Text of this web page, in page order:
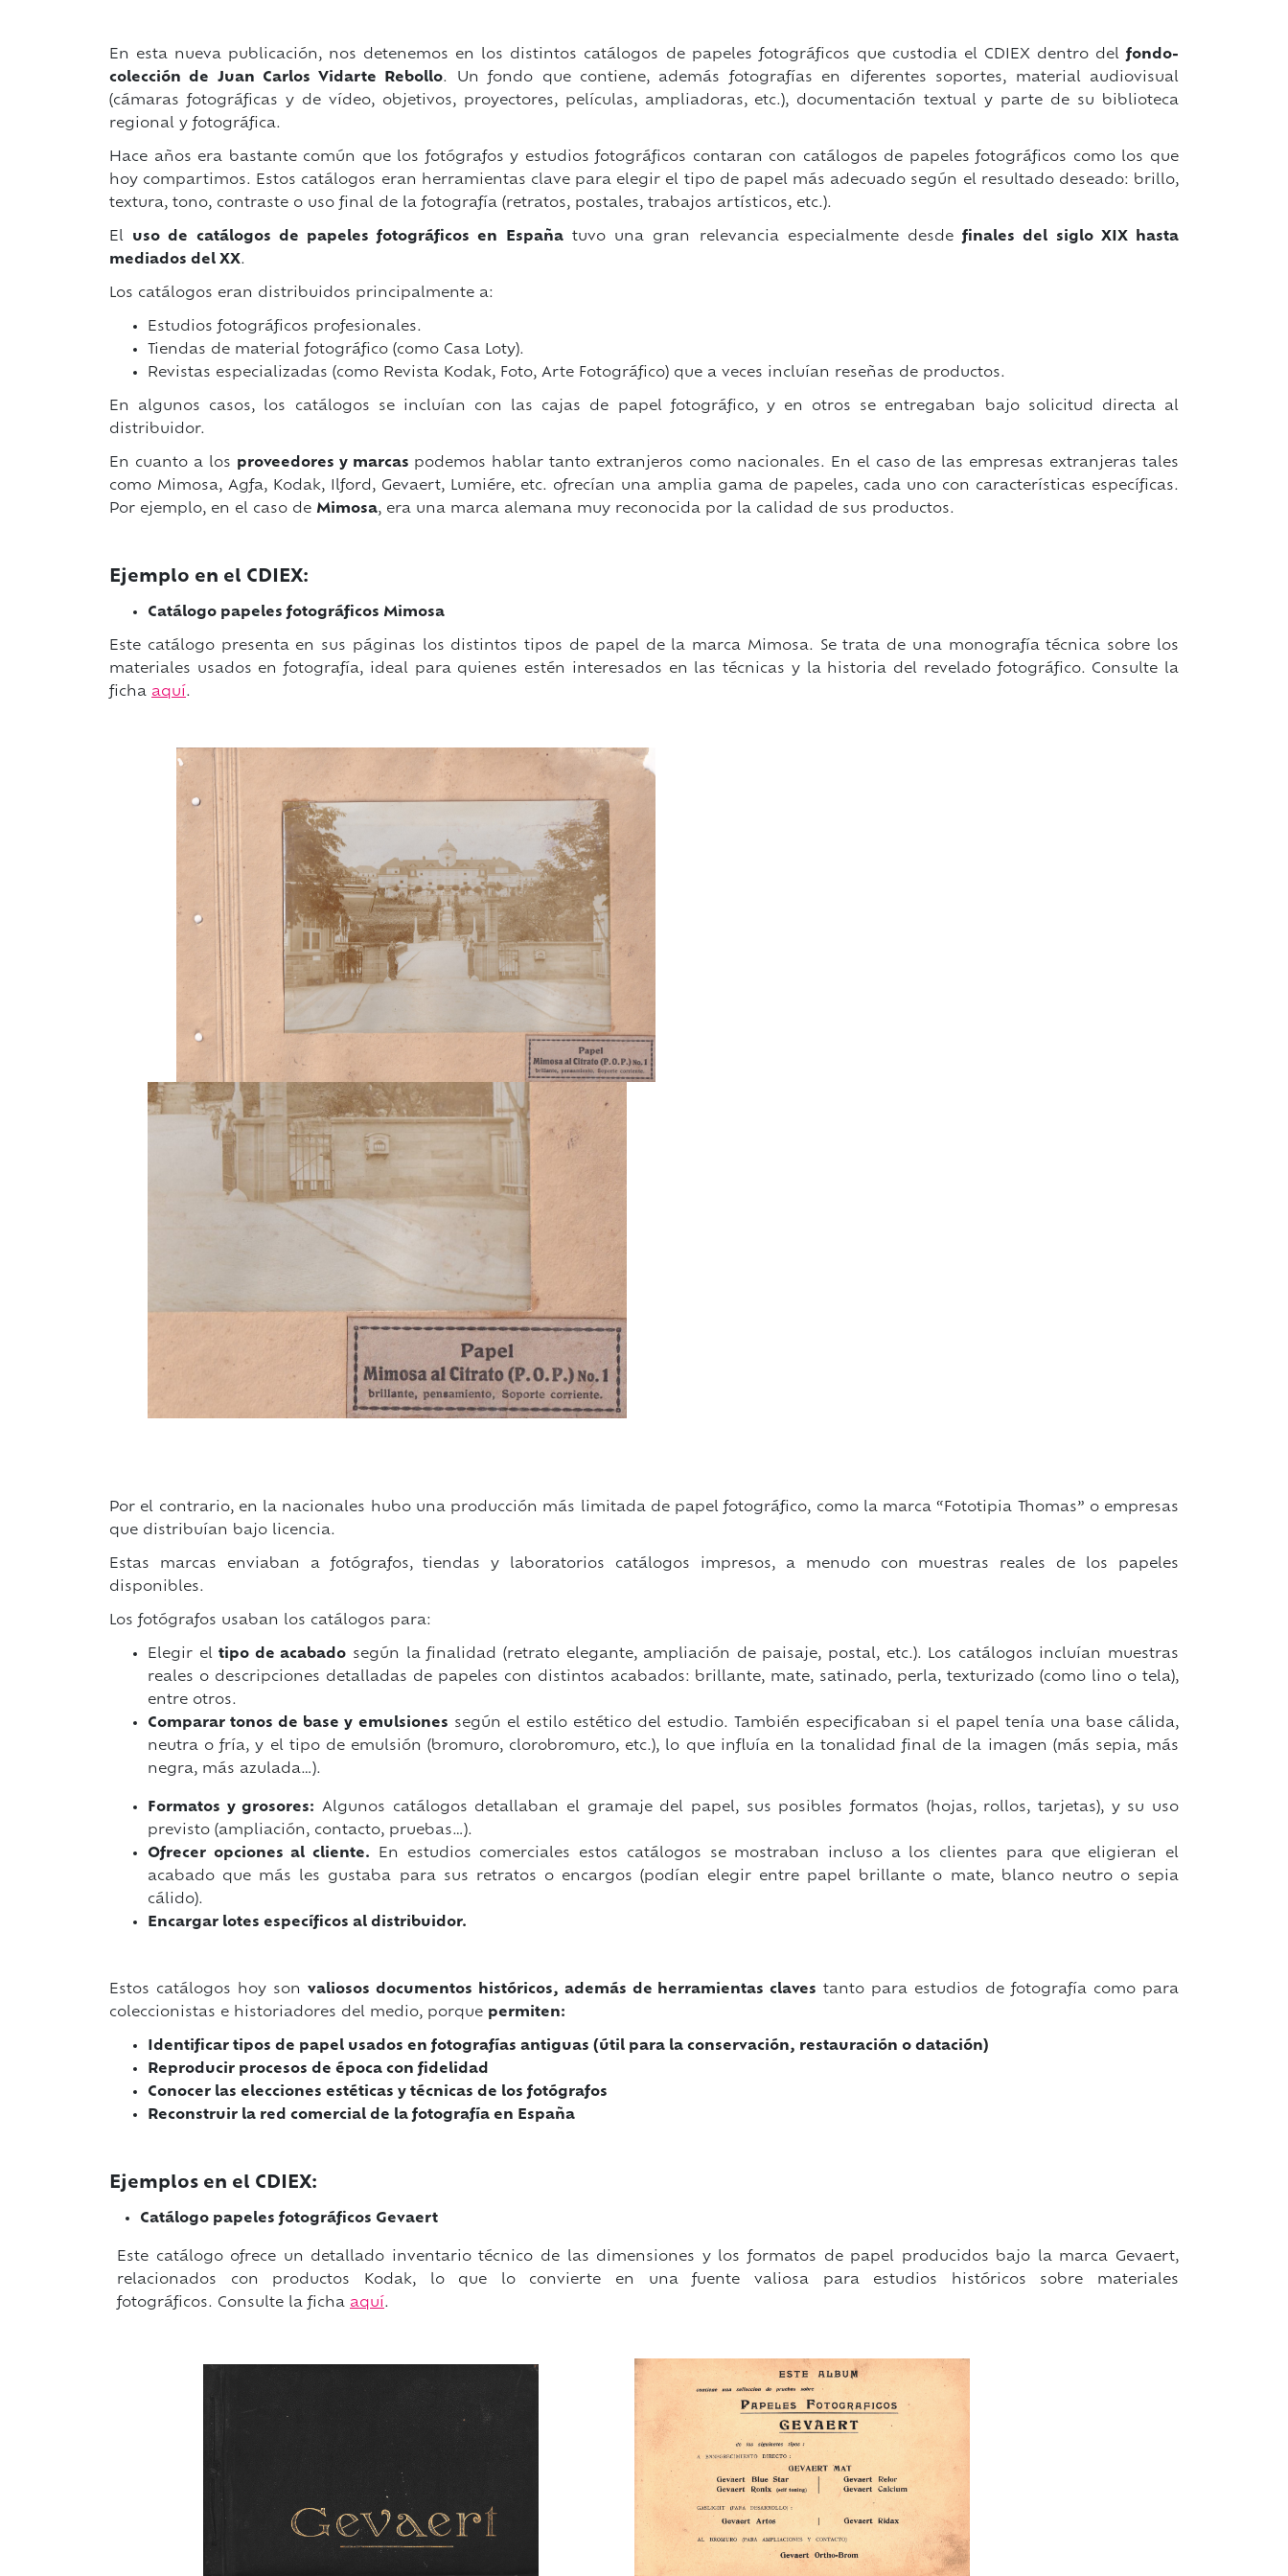
En esta nueva publicación, nos detenemos en los distintos catálogos de papeles fotográficos que custodia el CDIEX dentro del fondo-
colección de Juan Carlos Vidarte Rebollo. Un fondo que contiene, además fotografías en diferentes soportes, material audiovisual
(cámaras fotográficas y de vídeo, objetivos, proyectores, películas, ampliadoras, etc.), documentación textual y parte de su biblioteca
regional y fotográfica.
Hace años era bastante común que los fotógrafos y estudios fotográficos contaran con catálogos de papeles fotográficos como los que
hoy compartimos. Estos catálogos eran herramientas clave para elegir el tipo de papel más adecuado según el resultado deseado: brillo,
textura, tono, contraste o uso final de la fotografía (retratos, postales, trabajos artísticos, etc.).
El uso de catálogos de papeles fotográficos en Españatuvo una gran relevancia especialmente desdefinales del siglo XIX hasta
mediados del XX.
Los catálogos eran distribuidos principalmente a:
Estudios fotográficos profesionales.
Tiendas de material fotográfico (como Casa Loty).
Revistas especializadas (como Revista Kodak, Foto, Arte Fotográfico) que a veces incluían reseñas de productos.
En algunos casos, los catálogos se incluían con las cajas de papel fotográfico, y en otros se entregaban bajo solicitud directa al
distribuidor.
En cuanto a los proveedores y marcas podemos hablar tanto extranjeros como nacionales. En el caso de las empresas extranjeras tales
como Mimosa, Agfa, Kodak, Ilford, Gevaert, Lumiére, etc. ofrecían una amplia gama de papeles, cada uno con características específicas.
Por ejemplo, en el caso de Mimosa, era una marca alemana muy reconocida por la calidad de sus productos.
Ejemplo en el CDIEX:
Catálogo papeles fotográficos Mimosa
Este catálogo presenta en sus páginas los distintos tipos de papel de la marca Mimosa. Se trata de una monografía técnica sobre los
materiales usados en fotografía, ideal para quienes estén interesados en las técnicas y la historia del revelado fotográfico. Consulte la
ficha aquí .
Por el contrario, en la nacionales hubo una producción más limitada de papel fotográfico, como la marca “Fototipia Thomas” o empresas
que distribuían bajo licencia.
Estas marcas enviaban a fotógrafos, tiendas y laboratorios catálogos impresos, a menudo con muestras reales de los papeles
disponibles.
Los fotógrafos usaban los catálogos para:
Elegir eltipo de acabado según la finalidad (retrato elegante, ampliación de paisaje, postal, etc.). Los catálogos incluían muestras
reales o descripciones detalladas de papeles con distintos acabados: brillante, mate, satinado, perla, texturizado (como lino o tela),
entre otros.
Comparar tonos de base y emulsiones según el estilo estético del estudio. También especificaban si el papel tenía una base cálida,
neutra o fría, y el tipo de emulsión (bromuro, clorobromuro, etc.), lo que influía en la tonalidad final de la imagen (más sepia, más
negra, más azulada…).
Formatos y grosores: Algunos catálogos detallaban el gramaje del papel, sus posibles formatos (hojas, rollos, tarjetas), y su uso
previsto (ampliación, contacto, pruebas…).
Ofrecer opciones al cliente. En estudios comerciales estos catálogos se mostraban incluso a los clientes para que eligieran el
acabado que más les gustaba para sus retratos o encargos (podían elegir entre papel brillante o mate, blanco neutro o sepia
cálido).
Encargar lotes específicos al distribuidor.
Estos catálogos hoy son valiosos documentos históricos, además de herramientas claves tanto para estudios de fotografía como para
coleccionistas e historiadores del medio, porque permiten:
Identificar tipos de papel usados en fotografías antiguas (útil para la conservación, restauración o datación)
Reproducir procesos de época con fidelidad
Conocer las elecciones estéticas y técnicas de los fotógrafos
Reconstruir la red comercial de la fotografía en España
Ejemplos en el CDIEX:
Catálogo papeles fotográficos Gevaert
Este catálogo ofrece un detallado inventario técnico de las dimensiones y los formatos de papel producidos bajo la marca Gevaert,
relacionados con productos Kodak, lo que lo convierte en una fuente valiosa para estudios históricos sobre materiales
fotográficos. Consulte la ficha aquí .